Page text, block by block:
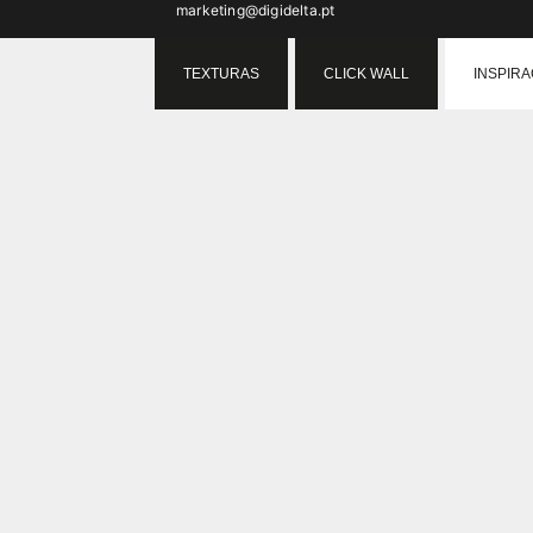
marketing@digidelta.pt
TEXTURAS CLICK WALL